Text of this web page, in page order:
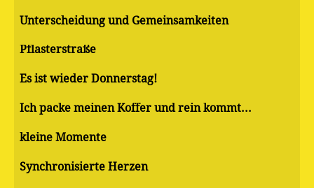
Unterscheidung und Gemeinsamkeiten
Pflasterstraße
Es ist wieder Donnerstag!
Ich packe meinen Koffer und rein kommt...
kleine Momente
Synchronisierte Herzen